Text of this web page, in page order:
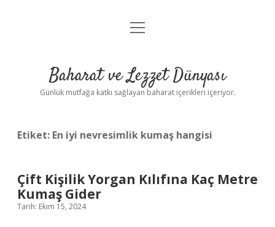
Anasayfa
Yasal Uyarı
menüyü
Baharat ve Lezzet Dünyası
Günlük mutfağa katkı sağlayan baharat içerikleri içeriyor.
Etiket: En iyi nevresimlik kumaş hangisi
Çift Kişilik Yorgan Kılıfına Kaç Metre
Kumaş Gider
Tarih: Ekim 15, 2024